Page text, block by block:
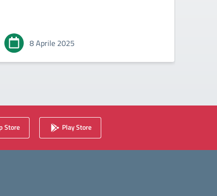
8 Aprile 2025
Store Play Store